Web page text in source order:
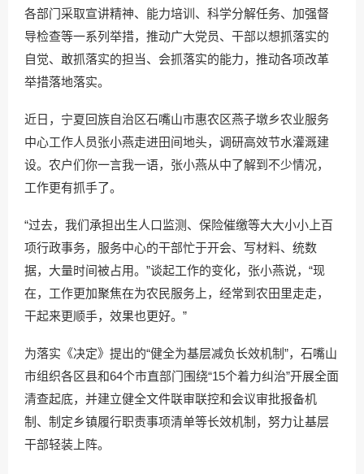
各部门采取宣讲精神、能力培训、科学分解任务、加强督
导检查等一系列举措，推动广大党员、干部以想抓落实的
自觉、敢抓落实的担当、会抓落实的能力，推动各项改革
举措落地落实。
近日，宁夏回族自治区石嘴山市惠农区燕子墩乡农业服务
中心工作人员张小燕走进田间地头，调研高效节水灌溉建
设。农户们你一言我一语，张小燕从中了解到不少情况，
工作更有抓手了。
“过去，我们承担出生人口监测、保险催缴等大大小小上百
项行政事务，服务中心的干部忙于开会、写材料、统数
据，大量时间被占用。”谈起工作的变化，张小燕说，“现
在，工作更加聚焦在为农民服务上，经常到农田里走走，
干起来更顺手，效果也更好。”
为落实《决定》提出的“健全为基层减负长效机制”，石嘴山
市组织各区县和64个市直部门围绕“15个着力纠治”开展全面
清查起底，并建立健全文件联审联控和会议审批报备机
制、制定乡镇履行职责事项清单等长效机制，努力让基层
干部轻装上阵。